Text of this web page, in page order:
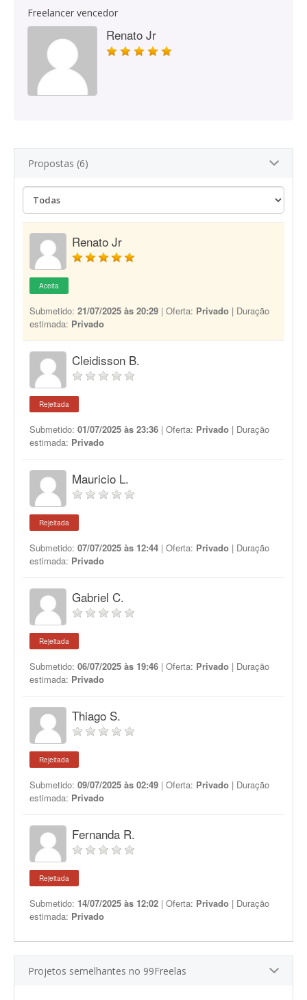
Freelancer vencedor
Renato Jr
Propostas (6)
Renato Jr
Aceita
Submetido: 21/07/2025 às 20:29 | Oferta: Privado | Duração
estimada: Privado
Cleidisson B.
Rejeitada
Submetido: 01/07/2025 às 23:36 | Oferta: Privado | Duração
estimada: Privado
Mauricio L.
Rejeitada
Submetido: 07/07/2025 às 12:44 | Oferta: Privado | Duração
estimada: Privado
Gabriel C.
Rejeitada
Submetido: 06/07/2025 às 19:46 | Oferta: Privado | Duração
estimada: Privado
Thiago S.
Rejeitada
Submetido: 09/07/2025 às 02:49 | Oferta: Privado | Duração
estimada: Privado
Fernanda R.
Rejeitada
Submetido: 14/07/2025 às 12:02 | Oferta: Privado | Duração
estimada: Privado
Projetos semelhantes no 99Freelas